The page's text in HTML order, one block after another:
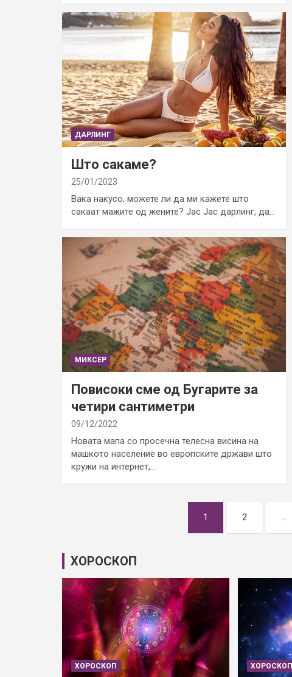
ДАРЛИНГ
Што сакаме?
25/01/2023
Вака накусо, можете ли да ми кажете што
сакаат мажите од жените? Јас Јас дарлинг, да…
МИКСЕР
Повисоки сме од Бугарите за
четири сантиметри
09/12/2022
Новата мапа со просечна телесна висина на
машкото население во европските држави што
кружи на интернет,…
1 2 …
ХОРОСКОП
ХОРОСКОП ХОРОСКОП